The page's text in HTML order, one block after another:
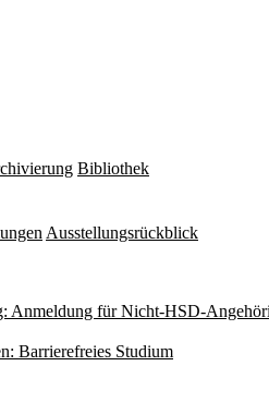
Bibliothek
Ausstellungsrückblick
Anmeldung für Nicht-HSD-
Barrierefreies Studium